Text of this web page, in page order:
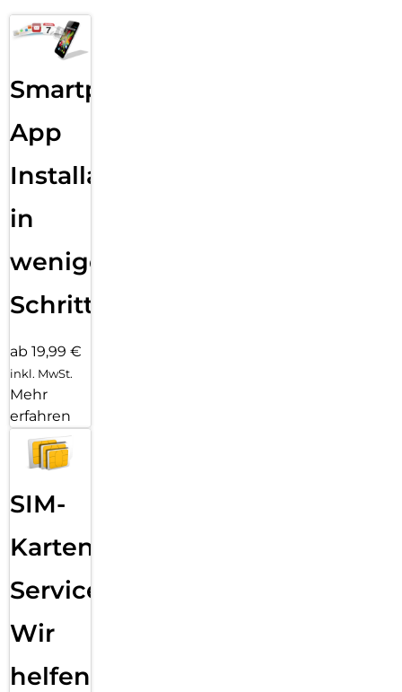
Smartphone
App
Installation
in
wenigen
Schritten
ab 19,99 €
inkl. MwSt.
Mehr
erfahren
SIM-
Karten
Service:
Wir
helfen